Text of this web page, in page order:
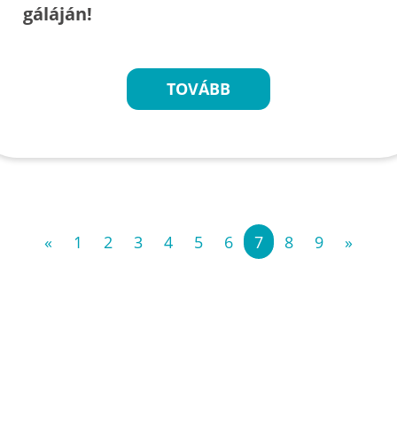
gáláján!
TOVÁBB
« 1 2 3 4 5 6 7 8 9 »